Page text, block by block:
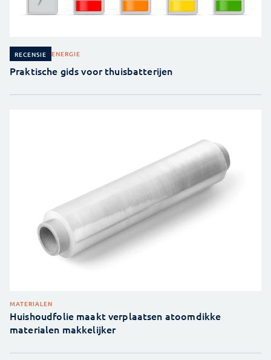
RECENSIE ENERGIE
Praktische gids voor thuisbatterijen
MATERIALEN
Huishoudfolie maakt verplaatsen atoomdikke
materialen makkelijker